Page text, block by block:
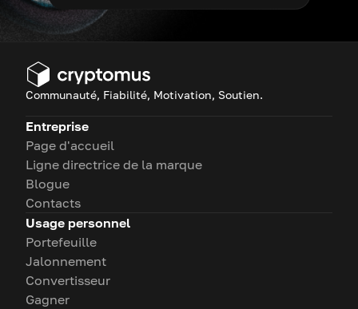
Communauté, Fiabilité, Motivation, Soutien.
Entreprise
Page d'accueil
Ligne directrice de la marque
Blogue
Contacts
Usage personnel
Portefeuille
Jalonnement
Convertisseur
Gagner